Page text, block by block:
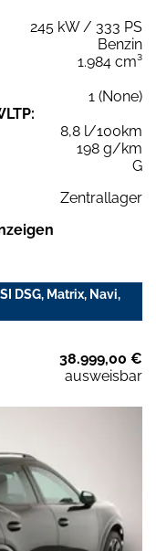
245 kW / 333 PS
Benzin
1.984 cm³
1 (None)
8,8 l/100km
198 g/km
G
Zentrallager
DSG, Matrix, Navi,
38.999,00 €
ausweisbar